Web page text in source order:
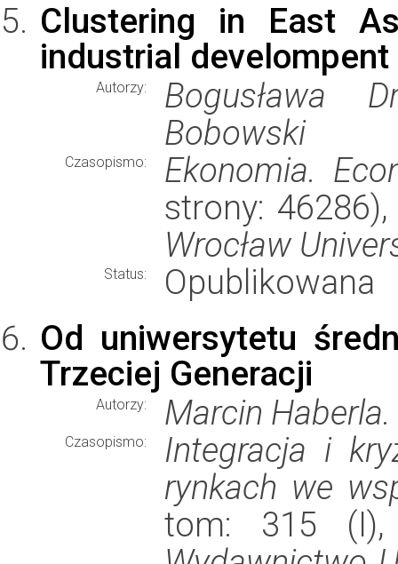
Clustering in East
industrial
Autorzy:
Bogusława
Bobowski
Czasopismo:
Ekonomia.
strony:
Wrocław
Status:
Opublikowana
Od uniwersytetu
Trzeciej Generacji
Autorzy: Marcin
Czasopismo:
Integracja i
rynkach we
tom: 315 (I),